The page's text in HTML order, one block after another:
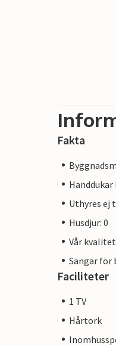
Fakta
Uthyres
Husdjur: 0
Vår
Sängar för
Faciliteter
1 TV
Hårtork